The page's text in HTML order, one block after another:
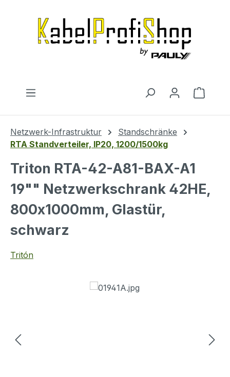
Netzwerk-Infrastruktur
Standschränke
RTA Standverteiler, IP20, 1200/1500kg
Triton RTA-42-A81-BAX-A1
19"" Netzwerkschrank 42HE,
800x1000mm, Glastür,
schwarz
Tritón
Bildergalerie überspringen